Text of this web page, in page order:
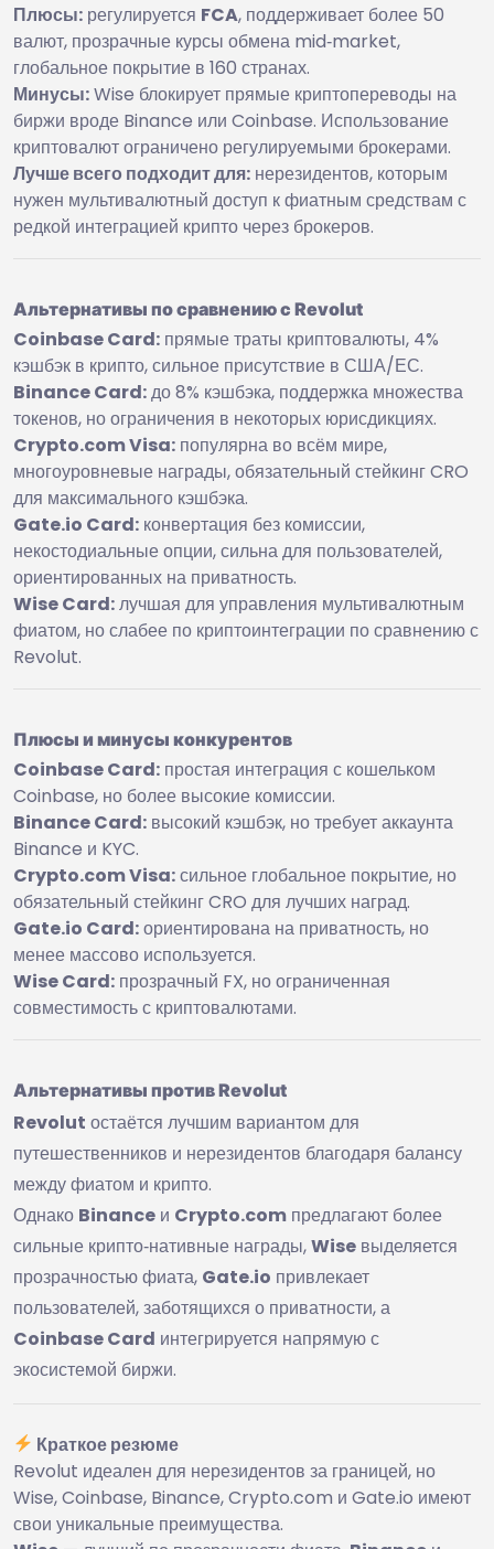
Плюсы: регулируется FCA, поддерживает более 50
валют, прозрачные курсы обмена mid‑market,
глобальное покрытие в 160 странах.
Минусы:Wise блокирует прямые криптопереводы на
биржи вроде Binance или Coinbase. Использование
криптовалют ограничено регулируемыми брокерами.
Лучше всего подходит для: нерезидентов, которым
нужен мультивалютный доступ к фиатным средствам с
редкой интеграцией крипто через брокеров.
Альтернативы по сравнению с Revolut
Coinbase Card: прямые траты криптовалюты, 4%
кэшбэк в крипто, сильное присутствие в США/ЕС.
Binance Card:до 8% кэшбэка, поддержка множества
токенов, но ограничения в некоторых юрисдикциях.
Crypto.com Visa: популярна во всём мире,
многоуровневые награды, обязательный стейкинг CRO
для максимального кэшбэка.
Gate.io Card: конвертация без комиссии,
некостодиальные опции, сильна для пользователей,
ориентированных на приватность.
Wise Card:лучшая для управления мультивалютным
фиатом, но слабее по криптоинтеграции по сравнению с
Revolut.
Плюсы и минусы конкурентов
Coinbase Card: простая интеграция с кошельком
Coinbase, но более высокие комиссии.
Binance Card: высокий кэшбэк, но требует аккаунта
Binance и KYC.
Crypto.com Visa:сильное глобальное покрытие, но
обязательный стейкинг CRO для лучших наград.
Gate.io Card:ориентирована на приватность, но
менее массово используется.
Wise Card: прозрачный FX, но ограниченная
совместимость с криптовалютами.
Альтернативы против Revolut
Revolut остаётся лучшим вариантом для
путешественников и нерезидентов благодаря балансу
между фиатом и крипто.
Однако Binance и Crypto.com предлагают более
сильные крипто‑нативные награды,Wise выделяется
прозрачностью фиата, Gate.io привлекает
пользователей, заботящихся о приватности, а
Coinbase Card интегрируется напрямую с
экосистемой биржи.
Краткое резюме
Revolut идеален для нерезидентов за границей, но
Wise, Coinbase, Binance, Crypto.com и Gate.io имеют
свои уникальные преимущества.